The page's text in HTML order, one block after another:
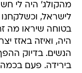
מהקולג' היה לי
לישראל,
בטוחה שיראו מה
היה, ואיזה באזז
הנשים. בדיוק
בירידה. פעם